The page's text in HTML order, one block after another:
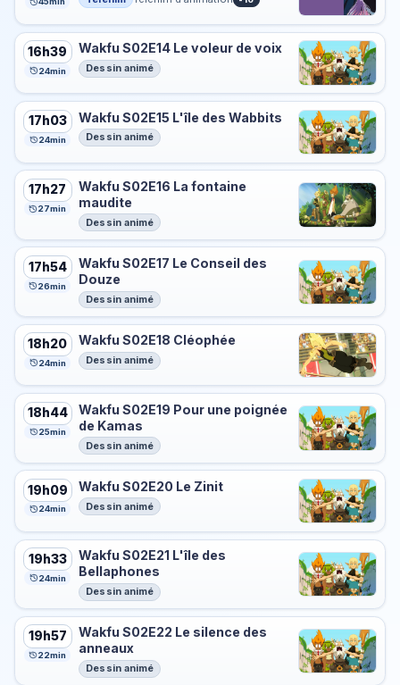
16h39
24min
Wakfu S02E14 Le voleur de voix
Dessin animé
17h03
24min
Wakfu S02E15 L'île des Wabbits
Dessin animé
17h27
27min
Wakfu S02E16 La fontaine
maudite
Dessin animé
17h54
26min
Wakfu S02E17 Le Conseil des
Douze
Dessin animé
18h20
24min
Wakfu S02E18 Cléophée
Dessin animé
18h44
25min
Wakfu S02E19 Pour une poignée
de Kamas
Dessin animé
19h09
24min
Wakfu S02E20 Le Zinit
Dessin animé
19h33
24min
Wakfu S02E21 L'île des
Bellaphones
Dessin animé
19h57
22min
Wakfu S02E22 Le silence des
anneaux
Dessin animé